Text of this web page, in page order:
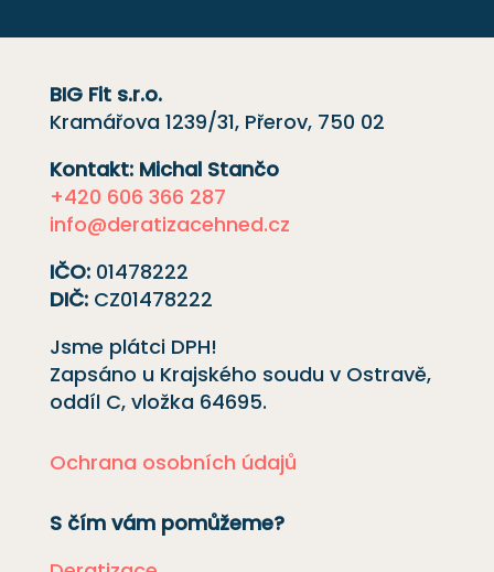
BIG Fit s.r.o.
Kramářova 1239/31, Přerov, 750 02
Kontakt: Michal Stančo
+420 606 366 287
info@deratizacehned.cz
IČO: 01478222
DIČ: CZ01478222
Jsme plátci DPH!
Zapsáno u Krajského soudu v Ostravě,
oddíl C, vložka 64695.
Ochrana osobních údajů
S čím vám pomůžeme?